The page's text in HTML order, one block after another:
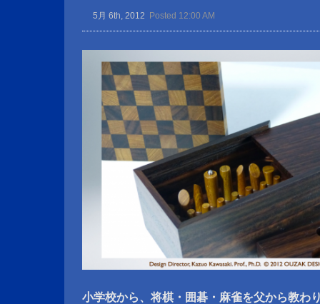
5月 6th, 2012 Posted 12:00 AM
小学校から、将棋・囲碁・麻雀を父から教わ